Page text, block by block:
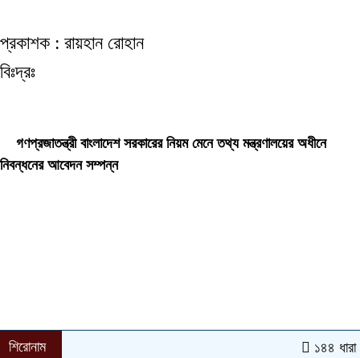
শিরোনাম ১৪৪ ধারা
প্রকাশক : রায়হান রোহান
বিঃদ্রঃ
গণপ্রজাতন্ত্রী বাংলাদেশ সরকারের নিয়ম মেনে তথ্য মন্ত্রণালয়ের অধীনে
নিবন্ধনের আবেদন সম্পন্ন